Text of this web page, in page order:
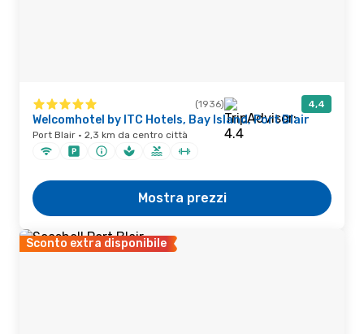
(1936) 4,4
Welcomhotel by ITC Hotels, Bay Island, Port Blair
Port Blair · 2,3 km da centro città
Mostra prezzi
Sconto extra disponibile